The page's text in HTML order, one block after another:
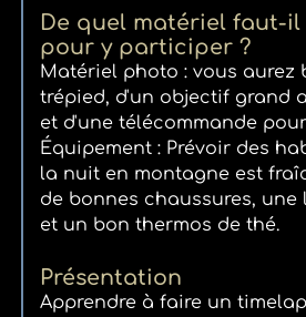
De quel matériel faut-
pour y participer ?
Matériel photo : vous aurez
trépied, d'un objectif grand
et d'une télécommande
Équipement : Prévoir des
la nuit en montagne est
de bonnes chaussures, une
et un bon thermos de thé.
Présentation
Apprendre à faire un